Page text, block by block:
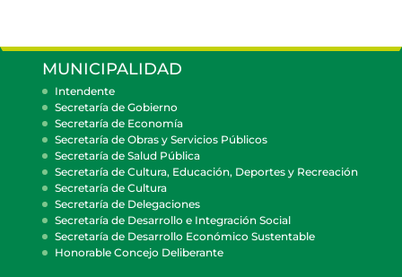
MUNICIPALIDAD
Intendente
Secretaría de Gobierno
Secretaría de Economía
Secretaría de Obras y Servicios Públicos
Secretaría de Salud Pública
Secretaría de Cultura, Educación, Deportes y Recreación
Secretaría de Cultura
Secretaría de Delegaciones
Secretaría de Desarrollo e Integración Social
Secretaría de Desarrollo Económico Sustentable
Honorable Concejo Deliberante